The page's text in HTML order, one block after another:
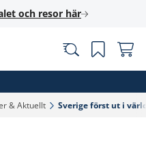
och resor här
& Aktuellt‎ Sverige först ut i